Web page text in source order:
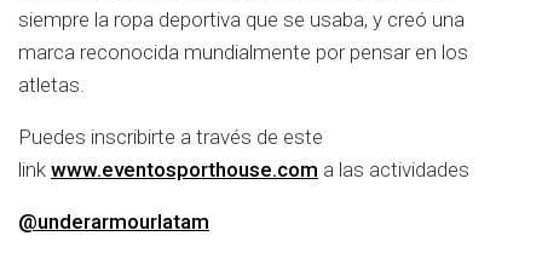
siempre la ropa deportiva que se usaba, y creó una
marca reconocida mundialmente por pensar en los
atletas.
Puedes inscribirte a través de este
link www.eventosporthouse.com a las actividades
@underarmourlatam